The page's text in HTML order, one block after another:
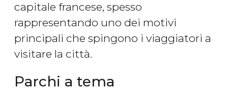
capitale francese, spesso
rappresentando uno dei motivi
principali che spingono i viaggiatori a
visitare la città.
Parchi a tema